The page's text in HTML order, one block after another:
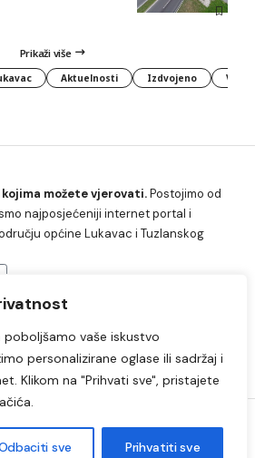
vaše iskustvo
personalizirane oglase ili sadržaj i
Klikom na "Prihvati sve", pristajete
sve Prihvatiti sve
Prikaži više
Aktuelnosti Izdvojeno
možete vjerovati.Postojimo od
najposjećeniji internet portal i
općine Lukavac i Tuzlanskog
Crna hronika
Sport
Slobodno vrijeme